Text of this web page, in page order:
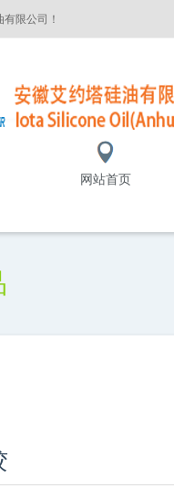
限公司！
网站首页